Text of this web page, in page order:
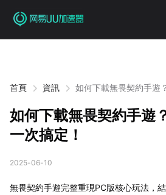
首頁 資訊 如何下載無畏契約手遊
如何下載無畏契約手遊
一次搞定！
2025-06-10
無畏契約手遊完整重現PC版核心玩法，